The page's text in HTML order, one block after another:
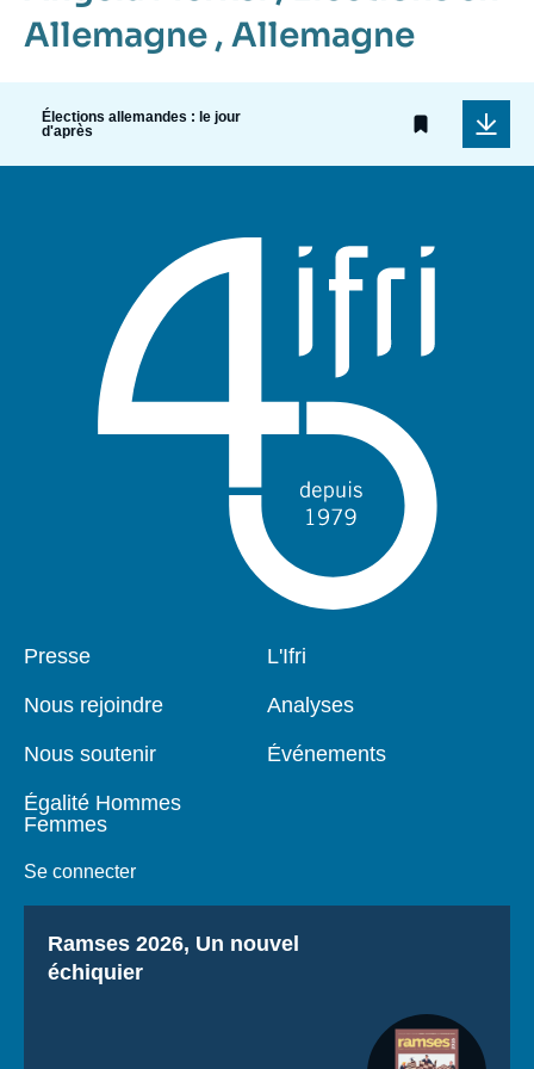
Allemagne , Allemagne
Élections allemandes : le jour
d'après
Pied
Presse
Nous rejoindre
Nous soutenir
Égalité Hommes
Femmes
Se connecter
Navigation
L'Ifri
Analyses
Événements
Titre
Ramses 2026, Un nouvel
échiquier